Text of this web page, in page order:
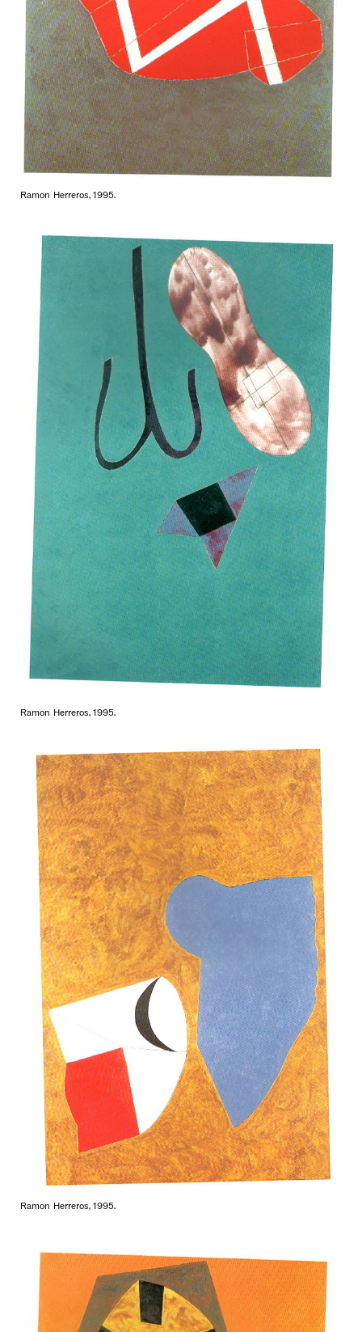
Ramon Herreros, 1995.
Ramon Herreros, 1995.
Ramon Herreros, 1995.